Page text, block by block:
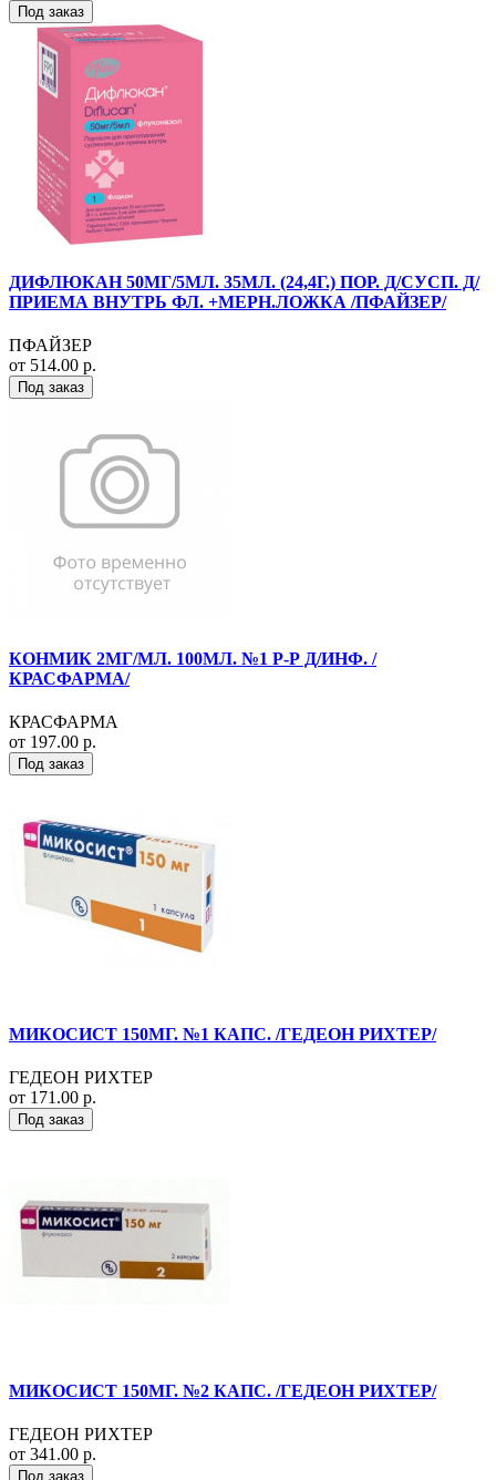
Под заказ
ДИФЛЮКАН 50МГ/5МЛ. 35МЛ. (24,4Г.) ПОР. Д/СУСП. Д/
ПРИЕМА ВНУТРЬ ФЛ. +МЕРН.ЛОЖКА /ПФАЙЗЕР/
ПФАЙЗЕР
от 514.00 р.
Под заказ
КОНМИК 2МГ/МЛ. 100МЛ. №1 Р-Р Д/ИНФ. /
КРАСФАРМА/
КРАСФАРМА
от 197.00 р.
Под заказ
МИКОСИСТ 150МГ. №1 КАПС. /ГЕДЕОН РИХТЕР/
ГЕДЕОН РИХТЕР
от 171.00 р.
Под заказ
МИКОСИСТ 150МГ. №2 КАПС. /ГЕДЕОН РИХТЕР/
ГЕДЕОН РИХТЕР
от 341.00 р.
Под заказ